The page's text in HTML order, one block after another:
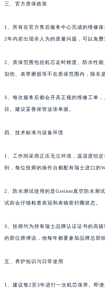
三、官方质保政策
1、所有在官方售后服务中心完成的维修
2年内若出现非人为的质量问题，可以免费
2、质保范围包括机芯走时精度、防水性
划伤、表带磨损等不在质保范围内，除非
3、每次服务后都会开具正规的维修工单
目。建议妥善保管这张单据。
四、技术标准与设备环境
1、工作间采用正压无尘环境，温湿度恒
到，每位技师的操作台都配有瑞士进口的
2、防水测试使用的是Greiner真空防水测
试前会仔细检查表冠和表镜密封圈状态。
3、技师均为持有瑞士品牌认证证书的高
的那位师傅说，他每年都要参加品牌总部
五、养护知识与日常使用
1、建议每2至3年进行一次机芯保养。即